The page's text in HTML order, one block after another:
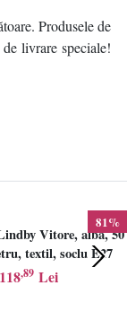
Produsele de
livrare speciale!
81%
Vitore, alba, 50
textil, soclu E27
118,89 Lei